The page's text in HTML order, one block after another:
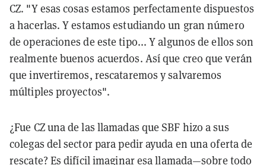
CZ. "Y esas cosas estamos perfectamente dispuestos
a hacerlas. Y estamos estudiando un gran número
de operaciones de este tipo... Y algunos de ellos son
realmente buenos acuerdos. Así que creo que verán
que invertiremos, rescataremos y salvaremos
múltiples proyectos".
¿Fue CZ una de las llamadas que SBF hizo a sus
colegas del sector para pedir ayuda en una oferta de
rescate? Es difícil imaginar esa llamada—sobre todo